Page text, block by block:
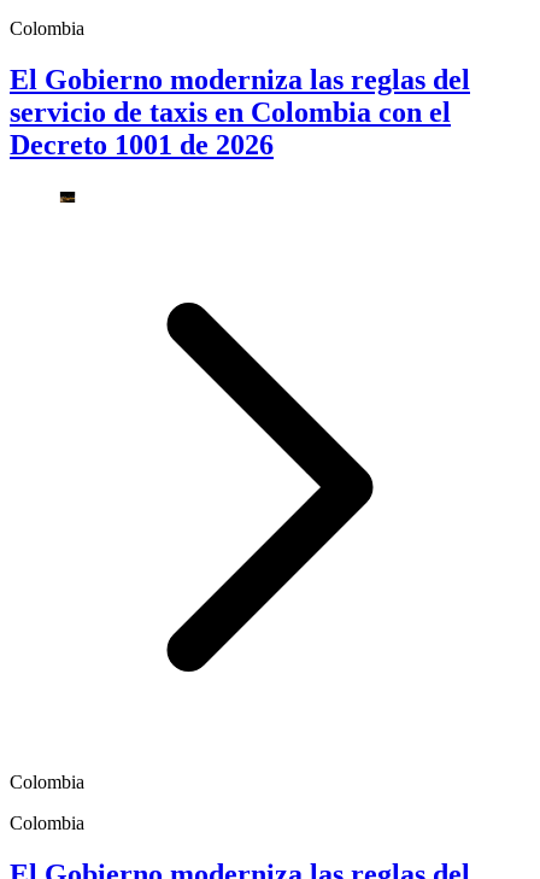
Colombia
El Gobierno moderniza las reglas del
servicio de taxis en Colombia con el
Decreto 1001 de 2026
Colombia
Colombia